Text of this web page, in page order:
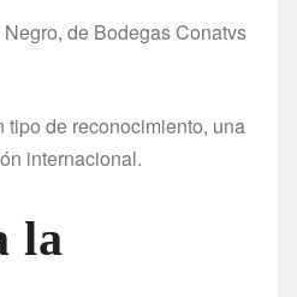
de Bodegas Conatvs
de reconocimiento, una
internacional.
la